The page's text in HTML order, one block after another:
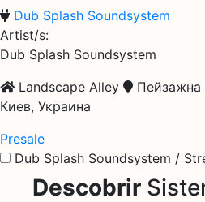
Dub Splash Soundsystem
Artist/s:
Dub Splash Soundsystem
Landscape Alley
Пейзажна
Киев, Украина
Presale
Dub Splash Soundsystem /
Descobrir